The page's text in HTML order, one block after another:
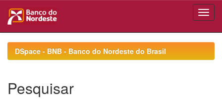
navigationDSpace - BNB - Banco do Nordeste do Brasil
Pesquisar